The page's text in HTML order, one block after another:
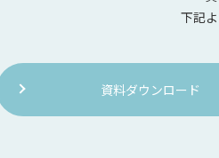
下記
資料ダウンロード